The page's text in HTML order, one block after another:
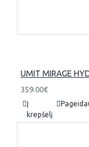
UMIT MIRAGE
359.00€
Į
krepšelį